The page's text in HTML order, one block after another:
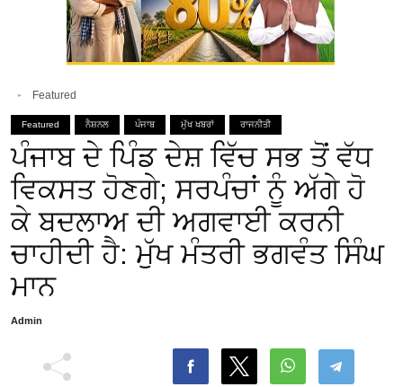
Featured
Featured ਨੈਸ਼ਨਲ ਪੰਜਾਬ ਮੁੱਖ ਖਬਰਾਂ ਰਾਜਨੀਤੀ
ਪੰਜਾਬ ਦੇ ਪਿੰਡ ਦੇਸ਼ ਵਿੱਚ ਸਭ ਤੋਂ ਵੱਧ
ਵਿਕਸਤ ਹੋਣਗੇ; ਸਰਪੰਚਾਂ ਨੂੰ ਅੱਗੇ ਹੋ
ਕੇ ਬਦਲਾਅ ਦੀ ਅਗਵਾਈ ਕਰਨੀ
ਚਾਹੀਦੀ ਹੈ: ਮੁੱਖ ਮੰਤਰੀ ਭਗਵੰਤ ਸਿੰਘ
ਮਾਨ
Admin